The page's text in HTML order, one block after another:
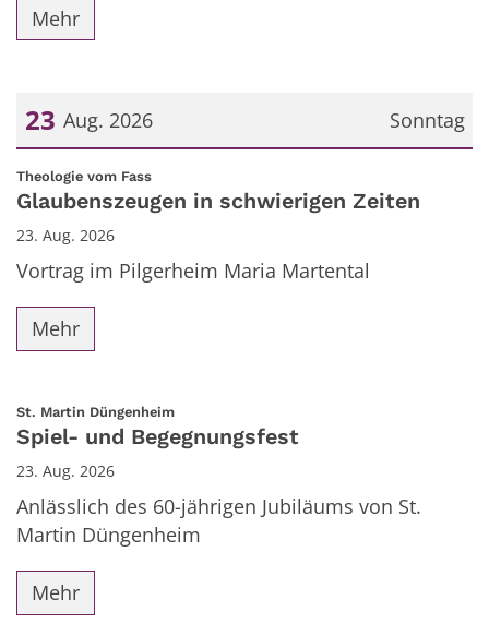
Mehr
Sonntag
23 Aug. 2026
Datum: 23. August 2026
Theologie vom Fass:
Glaubenszeugen in schwierigen Zeiten
23. Aug. 2026
Vortrag im Pilgerheim Maria Martental
Mehr
St. Martin Düngenheim:
Spiel- und Begegnungsfest
23. Aug. 2026
Anlässlich des 60-jährigen Jubiläums von St.
Martin Düngenheim
Mehr